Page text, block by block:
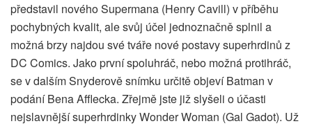
představil nového Supermana (Henry Cavill) v příběhu
pochybných kvalit, ale svůj účel jednoznačně splnil a
možná brzy najdou své tváře nové postavy superhrdinů z
DC Comics. Jako první spoluhráč, nebo možná protihráč,
se v dalším Snyderově snímku určitě objeví Batman v
podání Bena Afflecka. Zřejmě jste již slyšeli o účasti
nejslavnější superhrdinky Wonder Woman (Gal Gadot). Už